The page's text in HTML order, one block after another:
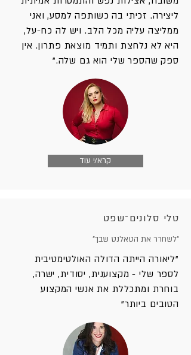
ליצירה. זכיתי בה כשותפה למסע, ואני
ממליצה עליה מכל הלב. ויש לה כח-על,
היא לא נלחצת ותמיד מוצאת פתרון. אין
ספק שהספר שלי הוא גם שלה."
קרא/י עוד
טלי סלונים־שפט
"לשחרר את הטאלנט שבך"
"ליאורה הייתה הדולה האולטימטיבית
לספר שלי - מקצוענית, יסודית, ישרה,
בוחרת ומתכללת את אנשי המקצוע
הטובים ביותר"